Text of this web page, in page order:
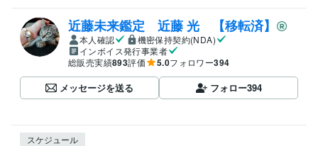
近藤未来鑑定 近藤 光 【移転済】
本人確認
機密保持契約(NDA)
インボイス発行事業者
総販売実績893評価 5.0フォロワー394
メッセージを送る フォロー394
スケジュール